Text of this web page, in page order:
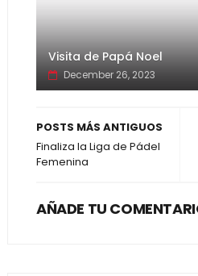
Visita de Papá Noel
December 26, 2023
POSTS MÁS ANTIGUOS
Finaliza la Liga de Pádel
Femenina
AÑADE TU